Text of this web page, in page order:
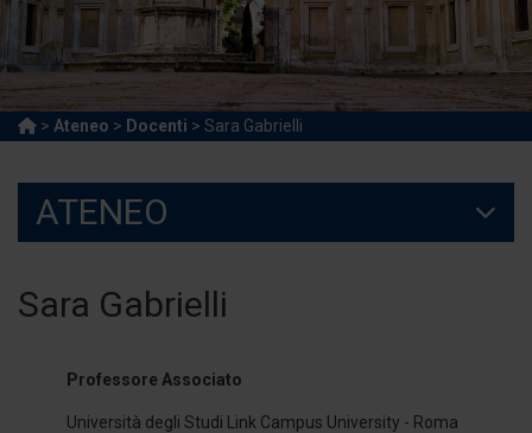
> Ateneo > Docenti > Sara Gabrielli
ATENEO
Sara Gabrielli
Professore Associato
Università degli Studi Link Campus University - Roma